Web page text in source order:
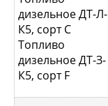
дизельное ДТ-Л-
К5, сорт С
Топливо
дизельное ДТ-З-
К5, сорт F